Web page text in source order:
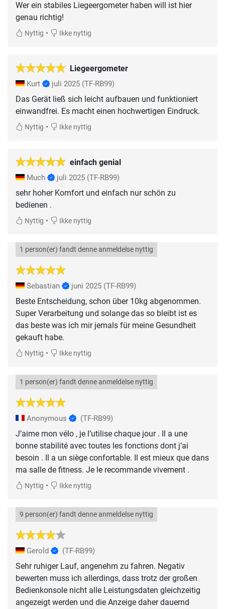
Wer ein stabiles Liegeergometer haben will ist hier
genau richtig!
Nyttig • Ikke nyttig
Liegeergometer
Kurt juli 2025 (TF-RB99)
Das Gerät ließ sich leicht aufbauen und funktioniert
einwandfrei. Es macht einen hochwertigen Eindruck.
Nyttig • Ikke nyttig
einfach genial
Much juli 2025 (TF-RB99)
sehr hoher Komfort und einfach nur schön zu
Nyttig • Ikke nyttig
1 person(er) fandt denne anmeldelse nyttig
Sebastian juni 2025 (TF-RB99)
Beste Entscheidung, schon über 10kg abgenommen.
Super Verarbeitung und solange das so bleibt ist es
das beste was ich mir jemals für meine Gesundheit
gekauft habe.
Nyttig • Ikke nyttig
1 person(er) fandt denne anmeldelse nyttig
Anonymous (TF-RB99)
J’aime mon vélo , je l’utilise chaque jour . Il a une
bonne stabilité avec toutes les fonctions dont j’ai
besoin . Il a un siège confortable. Il est mieux que dans
ma salle de fitness. Je le recommande vivement .
Nyttig • Ikke nyttig
9 person(er) fandt denne anmeldelse nyttig
Gerold (TF-RB99)
Sehr ruhiger Lauf, angenehm zu fahren. Negativ
bewerten muss ich allerdings, dass trotz der großen
Bedienkonsole nicht alle Leistungsdaten gleichzeitig
angezeigt werden und die Anzeige daher dauernd